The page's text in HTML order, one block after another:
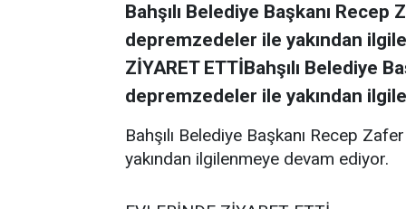
Bahşılı Belediye Başkanı
depremzedeler ile yakından
ZİYARET ETTİBahşılı Belediye
depremzedeler ile yakından
Bahşılı Belediye Başkanı Recep
yakından ilgilenmeye devam ediyor.